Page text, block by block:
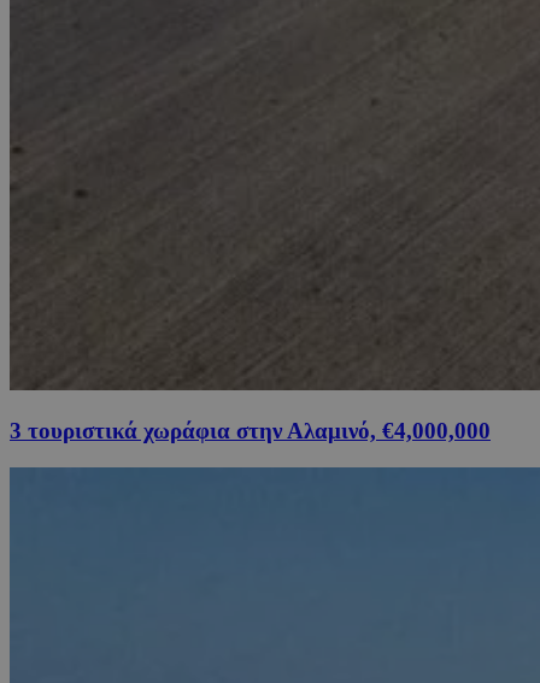
3 τουριστικά χωράφια στην Αλαμινό, €4,000,000